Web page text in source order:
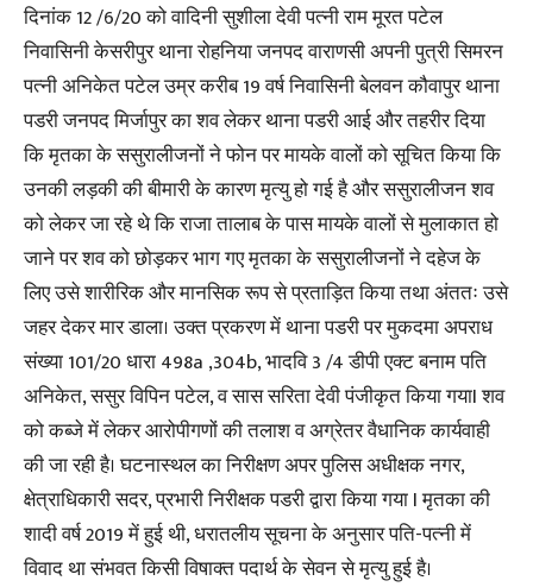
दिनांक 12 /6/20 को वादिनी सुशीला देवी पत्नी राम मूरत पटेल
निवासिनी केसरीपुर थाना रोहनिया जनपद वाराणसी अपनी पुत्री सिमरन
पत्नी अनिकेत पटेल उम्र करीब 19 वर्ष निवासिनी बेलवन कौवापुर थाना
पडरी जनपद मिर्जापुर का शव लेकर थाना पडरी आई और तहरीर दिया
कि मृतका के ससुरालीजनों ने फोन पर मायके वालों को सूचित किया कि
उनकी लड़की की बीमारी के कारण मृत्यु हो गई है और ससुरालीजन शव
को लेकर जा रहे थे कि राजा तालाब के पास मायके वालों से मुलाकात हो
जाने पर शव को छोड़कर भाग गए मृतका के ससुरालीजनों ने दहेज के
लिए उसे शारीरिक और मानसिक रूप से प्रताड़ित किया तथा अंततः उसे
जहर देकर मार डाला। उक्त प्रकरण में थाना पडरी पर मुकदमा अपराध
संख्या 101/20 धारा 498a ,304b, भादवि 3 /4 डीपी एक्ट बनाम पति
अनिकेत, ससुर विपिन पटेल, व सास सरिता देवी पंजीकृत किया गयाI शव
को कब्जे में लेकर आरोपीगणों की तलाश व अग्रेतर वैधानिक कार्यवाही
की जा रही है। घटनास्थल का निरीक्षण अपर पुलिस अधीक्षक नगर,
क्षेत्राधिकारी सदर, प्रभारी निरीक्षक पडरी द्वारा किया गया I मृतका की
शादी वर्ष 2019 में हुई थी, धरातलीय सूचना के अनुसार पति-पत्नी में
विवाद था संभवत किसी विषाक्त पदार्थ के सेवन से मृत्यु हुई है।